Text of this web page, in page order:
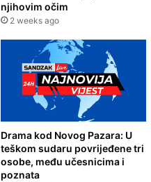
njihovim očim
2 weeks ago
Drama kod Novog Pazara: U
teškom sudaru povrijeđene tri
osobe, među učesnicima i
poznata